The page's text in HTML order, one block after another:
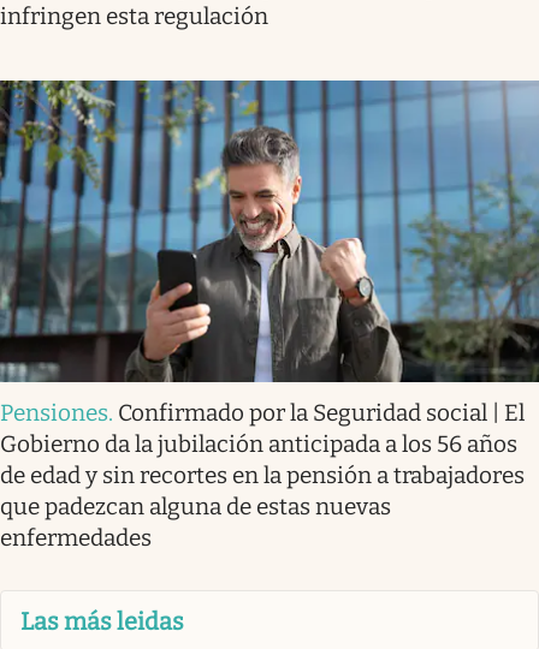
infringen esta regulación
Pensiones. Confirmado por la Seguridad social | El
Gobierno da la jubilación anticipada a los 56 años
de edad y sin recortes en la pensión a trabajadores
que padezcan alguna de estas nuevas
enfermedades
Las más leidas